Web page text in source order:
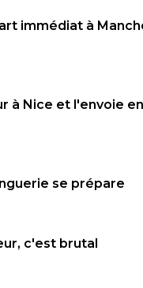
immédiat à
à Nice et l'envoie en
se prépare
c'est brutal